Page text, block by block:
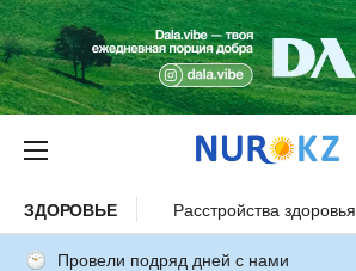
ЗДОРОВЬЕ Расстройства здоровья
Провели подряд дней с нами